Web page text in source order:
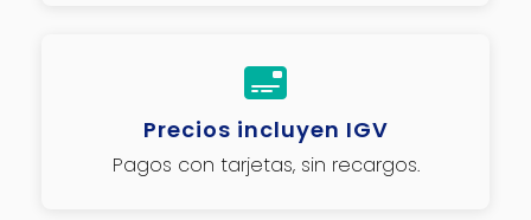
Precios incluyen IGV
Pagos con tarjetas, sin recargos.